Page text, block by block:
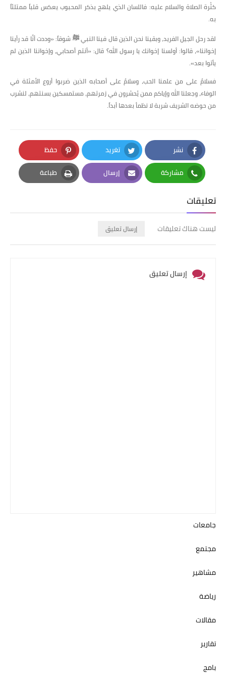
​كثْرة الصلاة والسلام عليه: فاللسان الذي يلهج بذكر المحبوب يعكس قلباً ممتلئاً
به.
​لقد رحل الجيل الفريد، وبقينا نحن الذين قال فينا النبي ﷺ شوقاً: «وددت أنَّا قد رأينا
إخواننا»، قالوا: أولسنا إخوانك يا رسول الله؟ قال: «أنتم أصحابي، وإخواننا الذين لم
يأتوا بعد».
​فسلامٌ على من علمنا الحب، وسلامٌ على أصحابه الذين ضربوا أروع الأمثلة في
الوفاء، وجعلنا الله وإياكم ممن يُحشرون في زمرتهم، مستمسكين بسنتهم، لنشرب
من حوضه الشريف شربة لا نظمأ بعدها أبداً.
نشر
Facebook
تغريد
Twitter
حفظ
Pinterest
مشاركة
Whatsapp
إرسال
Email
طباعة
Print
تعليقات
ليست هناك تعليقات إرسال تعليق
إرسال تعليق
جامعات
مجتمع
مشاهير
رياضة
مقالات
تقارير
بامج